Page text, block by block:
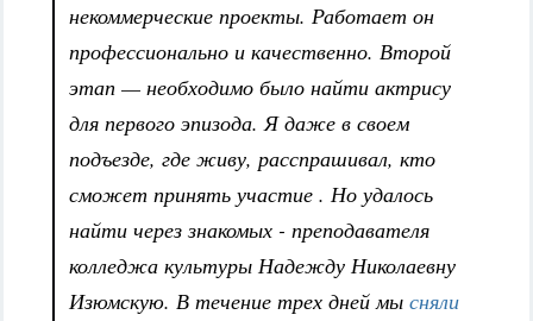
некоммерческие проекты. Работает он
профессионально и качественно. Второй
этап — необходимо было найти актрису
для первого эпизода. Я даже в своем
подъезде, где живу, расспрашивал, кто
сможет принять участие . Но удалось
найти через знакомых - преподавателя
колледжа культуры Надежду Николаевну
Изюмскую. В течение трех дней мы сняли